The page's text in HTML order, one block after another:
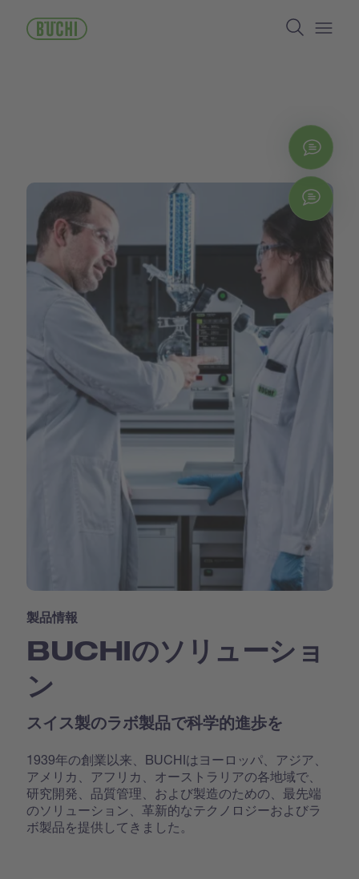
Search
製品情報
BUCHIのソリューショ
ン
スイス製のラボ製品で科学的進歩を
1939年の創業以来、BUCHIはヨーロッパ、アジア、
アメリカ、アフリカ、オーストラリアの各地域で、
研究開発、品質管理、および製造のための、最先端
のソリューション、革新的なテクノロジーおよびラ
ボ製品を提供してきました。